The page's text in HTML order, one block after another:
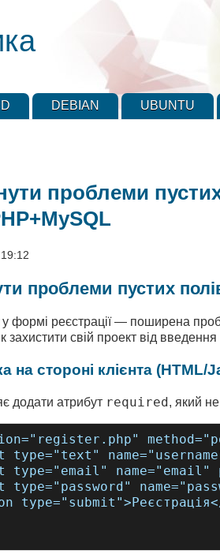
DEBIAN UBUNTU
проблеми
проблеми пустих
формі реєстрації — поширена
захистити свій проект від
на стороні клієнта (HTML/
додати атрибут required , який
type="text"
type="email" name="email"
type="password"